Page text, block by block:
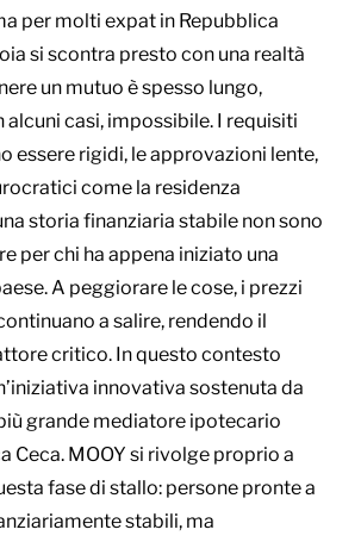
per molti expat in Repubblica
si scontra presto con una realtà
un mutuo è spesso lungo,
alcuni casi, impossibile. I requisiti
essere rigidi, le approvazioni lente,
come la residenza
storia finanziaria stabile non sono
per chi ha appena iniziato una
A peggiorare le cose, i prezzi
a salire, rendendo il
critico. In questo contesto
innovativa sostenuta da
grande mediatore ipotecario
Ceca. MOOY si rivolge proprio a
fase di stallo: persone pronte a
stabili, ma